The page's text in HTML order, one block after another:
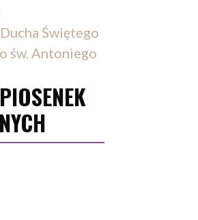
Świętego
św. Antoniego